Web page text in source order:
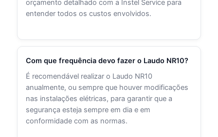
orçamento detalhado com a Instel Service para
entender todos os custos envolvidos.
Com que frequência devo fazer o Laudo NR10?
É recomendável realizar o Laudo NR10
anualmente, ou sempre que houver modificações
nas instalações elétricas, para garantir que a
segurança esteja sempre em dia e em
conformidade com as normas.